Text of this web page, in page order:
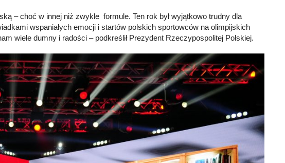
– choć w innej niż zwykle formule. Ten rok był wyjątkowo trudny dla
wspaniałych emocji i startów polskich sportowców na olimpijskich
wiele dumny i radości – podkreślił Prezydent Rzeczypospolitej Polskiej.